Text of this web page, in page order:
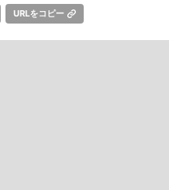
URLをコピー